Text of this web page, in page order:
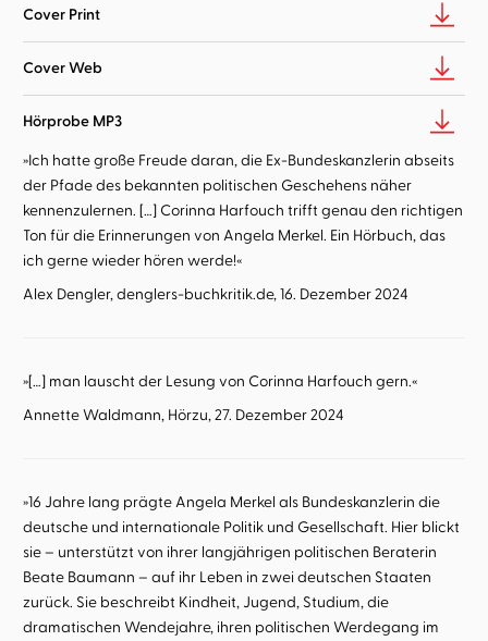
Cover Print
Cover Web
Hörprobe MP3
»Ich hatte große Freude daran, die Ex-Bundeskanzlerin abseits
der Pfade des bekannten politischen Geschehens näher
kennenzulernen. […] Corinna Harfouch trifft genau den richtigen
Ton für die Erinnerungen von Angela Merkel. Ein Hörbuch, das
ich gerne wieder hören werde!«
Alex Dengler, denglers-buchkritik.de, 16. Dezember 2024
»[…] man lauscht der Lesung von Corinna Harfouch gern.«
Annette Waldmann, Hörzu, 27. Dezember 2024
»16 Jahre lang prägte Angela Merkel als Bundeskanzlerin die
deutsche und internationale Politik und Gesellschaft. Hier blickt
sie – unterstützt von ihrer langjährigen politischen Beraterin
Beate Baumann – auf ihr Leben in zwei deutschen Staaten
zurück. Sie beschreibt Kindheit, Jugend, Studium, die
dramatischen Wendejahre, ihren politischen Werdegang im